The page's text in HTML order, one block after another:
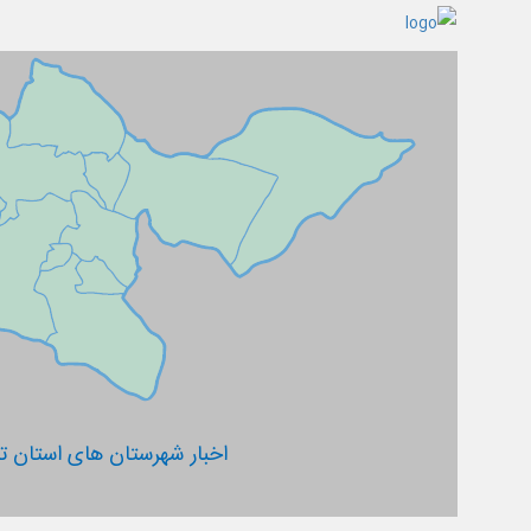
اخبار شهرستان های استان